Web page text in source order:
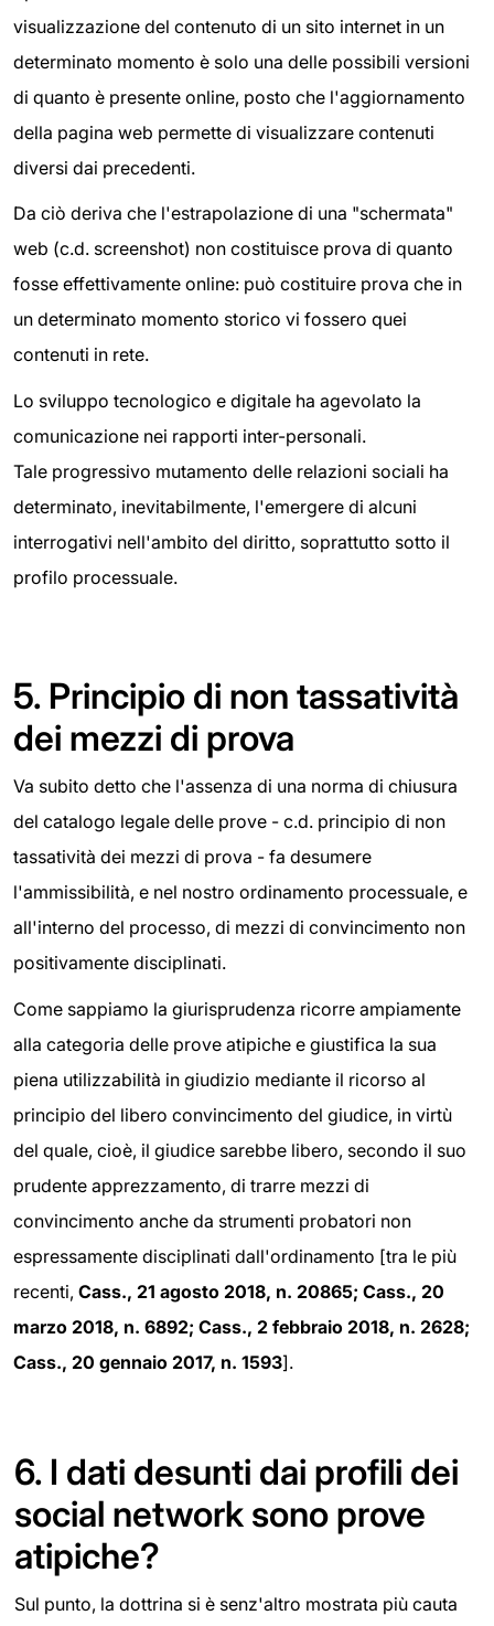
visualizzazione del contenuto di un sito internet in un
determinato momento è solo una delle possibili versioni
di quanto è presente online, posto che l'aggiornamento
della pagina web permette di visualizzare contenuti
diversi dai precedenti.
Da ciò deriva che l'estrapolazione di una "schermata"
web (c.d. screenshot) non costituisce prova di quanto
fosse effettivamente online: può costituire prova che in
un determinato momento storico vi fossero quei
contenuti in rete.
Lo sviluppo tecnologico e digitale ha agevolato la
comunicazione nei rapporti inter-personali.
Tale progressivo mutamento delle relazioni sociali ha
determinato, inevitabilmente, l'emergere di alcuni
interrogativi nell'ambito del diritto, soprattutto sotto il
profilo processuale.
5. Principio di non tassatività
dei mezzi di prova
Va subito detto che l'assenza di una norma di chiusura
del catalogo legale delle prove - c.d. principio di non
tassatività dei mezzi di prova - fa desumere
l'ammissibilità, e nel nostro ordinamento processuale, e
all'interno del processo, di mezzi di convincimento non
positivamente disciplinati.
Come sappiamo la giurisprudenza ricorre ampiamente
alla categoria delle prove atipiche e giustifica la sua
piena utilizzabilità in giudizio mediante il ricorso al
principio del libero convincimento del giudice, in virtù
del quale, cioè, il giudice sarebbe libero, secondo il suo
prudente apprezzamento, di trarre mezzi di
convincimento anche da strumenti probatori non
espressamente disciplinati dall'ordinamento [tra le più
recenti, Cass., 21 agosto 2018, n. 20865; Cass., 20
marzo 2018, n. 6892; Cass., 2 febbraio 2018, n. 2628;
Cass., 20 gennaio 2017, n. 1593].
6. I dati desunti dai profili dei
social network sono prove
atipiche?
Sul punto, la dottrina si è senz'altro mostrata più cauta